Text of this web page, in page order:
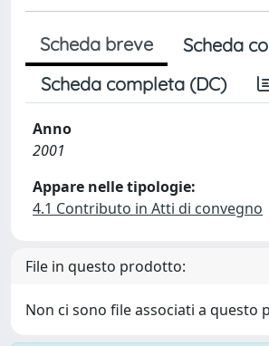
Scheda breve
Scheda
Scheda completa (DC)
Anno
2001
Appare nelle tipologie:
4.1 Contributo in Atti di convegno
File in questo prodotto:
Non ci sono file associati a questo